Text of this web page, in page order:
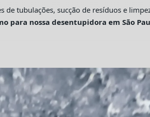
tubulações, sucção de resíduos e
para nossa desentupidora em São